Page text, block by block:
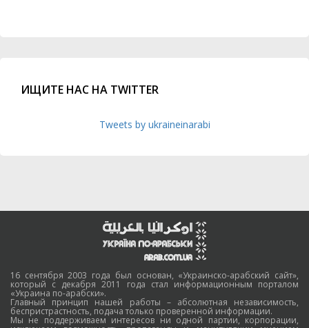
ИЩИТЕ НАС НА TWITTER
Tweets by ukraineinarabi
16 сентября 2003 года был основан, «Украинско-арабский сайт»,
который с декабря 2011 года стал информационным порталом
«Украина по-арабски».
Главный принцип нашей работы – абсолютная независимость,
беспристрастность, подача только проверенной информации.
Мы не поддерживаем интересов ни одной партии, корпорации,